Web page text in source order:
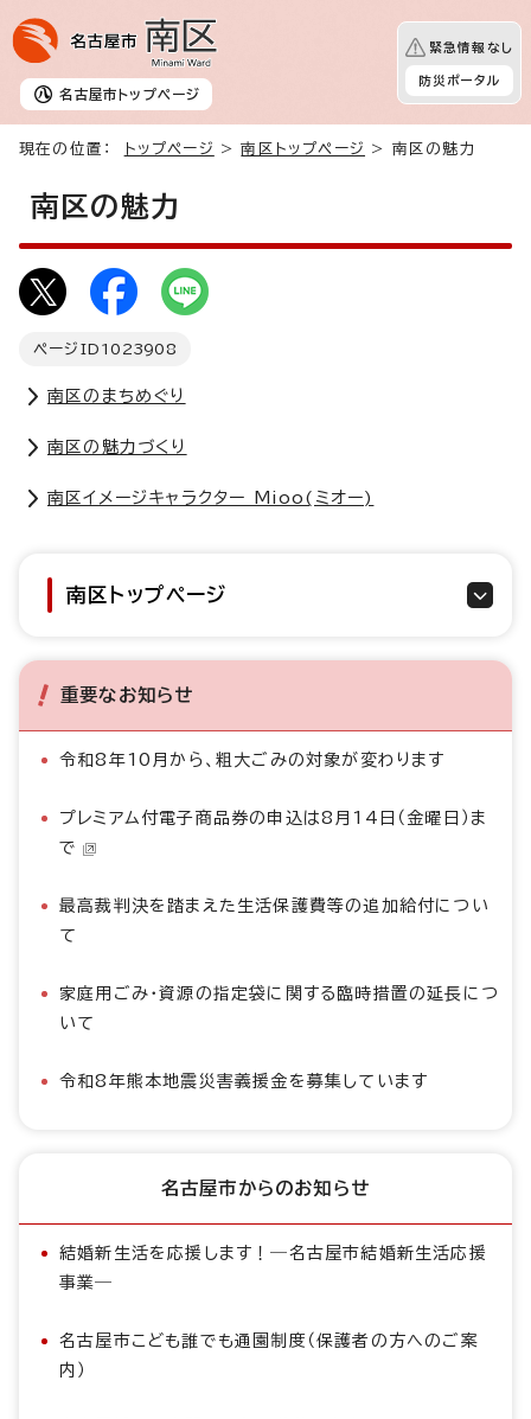
名古屋市 トップページ
緊急情報なし
防災ポータル
現在の位置： トップページ >南区トップページ > 南区の魅力
南区の魅力
ページID 1023908
南区のまちめぐり
南区の魅力づくり
南区イメージキャラクター Mioo(ミオー)
南区トップページ
重要なお知らせ
令和8年10月から、粗大ごみの対象が変わります
プレミアム付電子商品券の申込は8月14日（金曜日）ま
で
最高裁判決を踏まえた生活保護費等の追加給付につい
て
家庭用ごみ・資源の指定袋に関する臨時措置の延長につ
いて
令和8年熊本地震災害義援金を募集しています
名古屋市からのお知らせ
結婚新生活を応援します！―名古屋市結婚新生活応援
事業―
名古屋市こども誰でも通園制度（保護者の方へのご案
内）